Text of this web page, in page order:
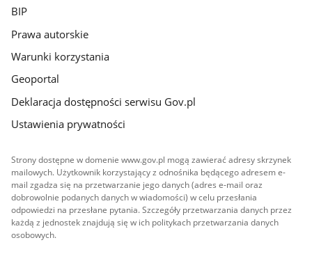
BIP
Prawa autorskie
Warunki korzystania
Geoportal
Deklaracja dostępności serwisu Gov.pl
Ustawienia prywatności
Strony dostępne w domenie www.gov.pl mogą zawierać adresy skrzynek
mailowych. Użytkownik korzystający z odnośnika będącego adresem e-
mail zgadza się na przetwarzanie jego danych (adres e-mail oraz
dobrowolnie podanych danych w wiadomości) w celu przesłania
odpowiedzi na przesłane pytania. Szczegóły przetwarzania danych przez
każdą z jednostek znajdują się w ich politykach przetwarzania danych
osobowych.